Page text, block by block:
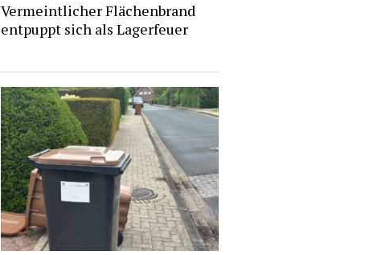
Vermeintlicher Flächenbrand
entpuppt sich als Lagerfeuer